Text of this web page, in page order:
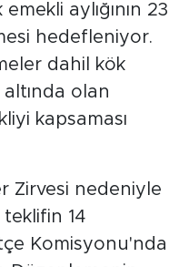
aylığının 23
hedefleniyor.
dahil kök
altında olan
kapsaması
Zirvesi nedeniyle
teklifin 14
Komisyonu'nda